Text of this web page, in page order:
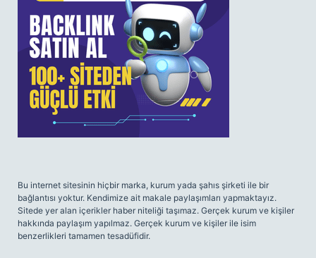
Bu internet sitesinin hiçbir marka, kurum yada şahıs şirketi ile bir
bağlantısı yoktur. Kendimize ait makale paylaşımları yapmaktayız.
Sitede yer alan içerikler haber niteliği taşımaz. Gerçek kurum ve kişiler
hakkında paylaşım yapılmaz. Gerçek kurum ve kişiler ile isim
benzerlikleri tamamen tesadüfidir.